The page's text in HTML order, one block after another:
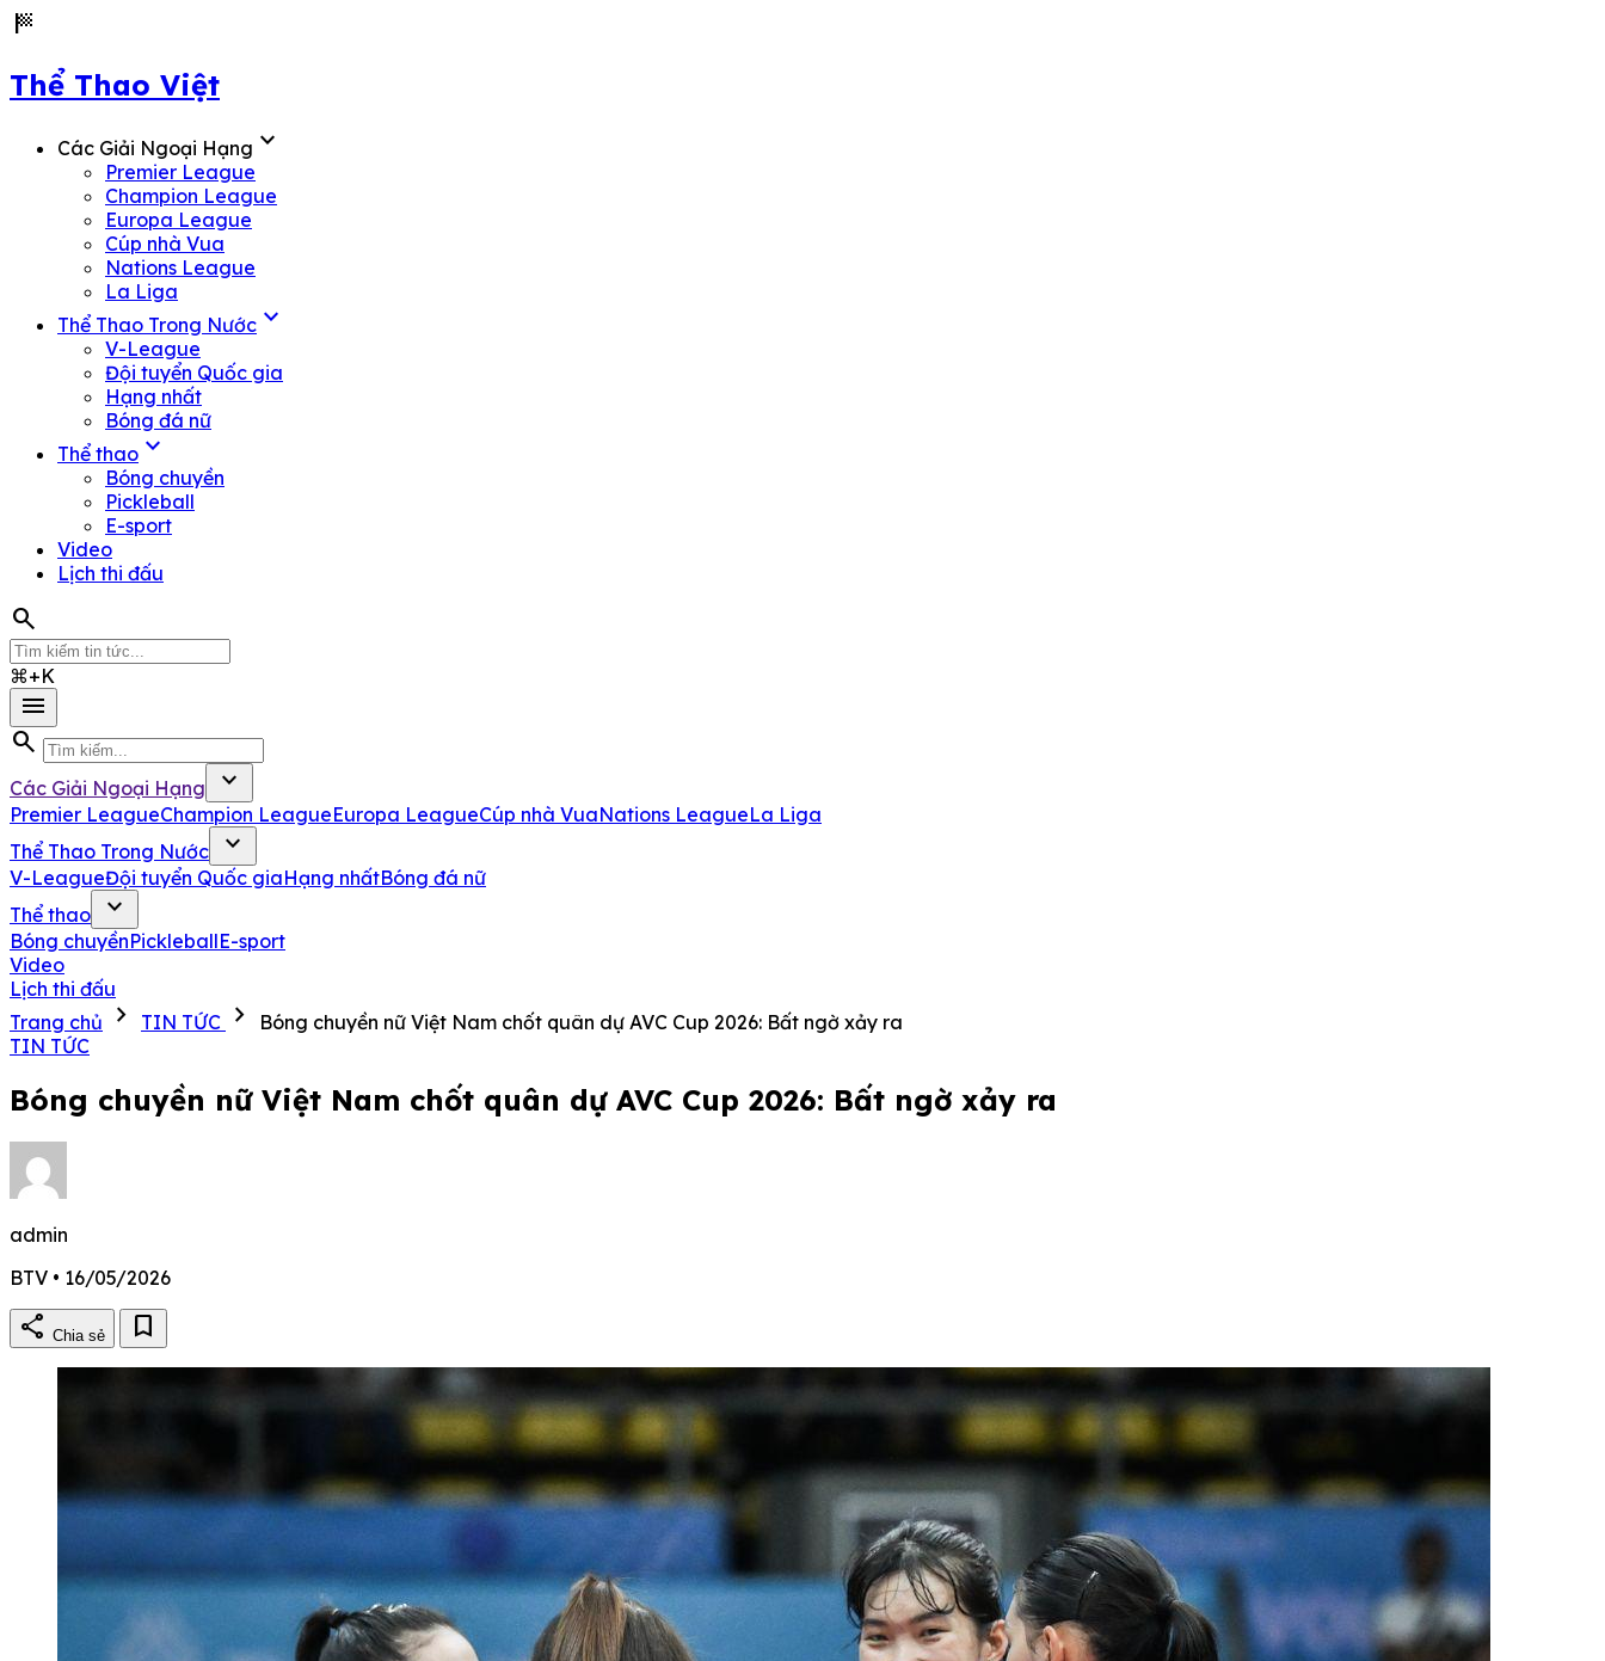
sports_score
Thể Thao Việt
Các Giải Ngoại Hạng expand_more
Premier League
Champion League
Europa League
Cúp nhà Vua
Nations League
La Liga
Thể Thao Trong Nước expand_more
V-League
Đội tuyển Quốc gia
Hạng nhất
Bóng đá nữ
Thể thao expand_more
Bóng chuyền
Pickleball
E-sport
Video
Lịch thi đấu
search
⌘+K
menu
search
Các Giải Ngoại Hạng expand_more
Premier LeagueChampion LeagueEuropa LeagueCúp nhà VuaNations LeagueLa Liga
Thể Thao Trong Nước
expand_more
V-LeagueĐội tuyển Quốc giaHạng nhấtBóng đá nữ
Thể thao
expand_more
Bóng chuyềnPickleballE-sport
Video
Lịch thi đấu
Trang chủ
chevron_right TIN TỨC chevron_right
Bóng chuyền nữ Việt Nam chốt quân dự AVC Cup 2026: Bất ngờ xảy ra
TIN TỨC
Bóng chuyền nữ Việt Nam chốt quân dự AVC Cup 2026: Bất ngờ xảy ra
admin
BTV • 16/05/2026
share Chia sẻ bookmark